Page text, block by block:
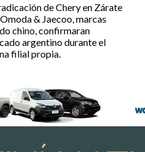
de Chery en Zárate
& Jaecoo, marcas
chino, confirmaran
argentino durante el
filial propia.